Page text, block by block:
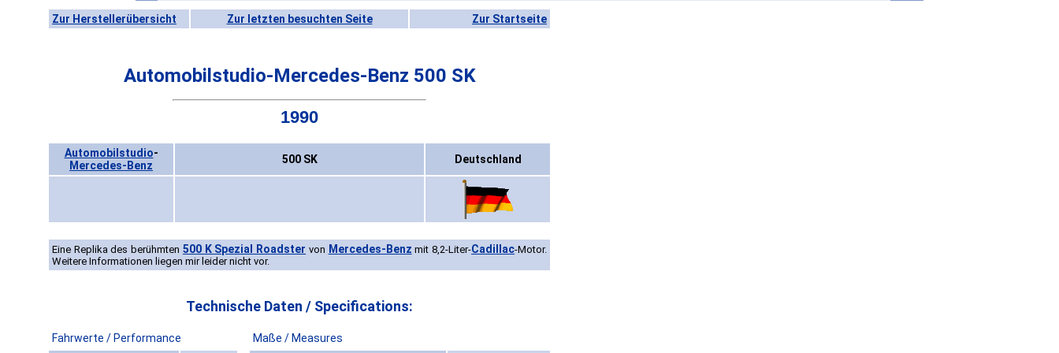
Zur Herstellerübersicht Zur letzten besuchten Seite Zur Startseite
Automobilstudio-Mercedes-Benz 500 SK
1990
Automobilstudio-
Mercedes-Benz
500 SK Deutschland
Eine Replika des berühmten 500 K Spezial Roadster von Mercedes-Benz mit 8,2-Liter-Cadillac-Motor.
Weitere Informationen liegen mir leider nicht vor.
Technische Daten / Specifications:
Fahrwerte / Performance Maße / Measures